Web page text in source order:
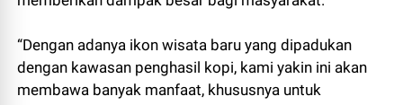
“Dengan adanya ikon wisata baru yang dipadukan
dengan kawasan penghasil kopi, kami yakin ini akan
membawa banyak manfaat, khususnya untuk